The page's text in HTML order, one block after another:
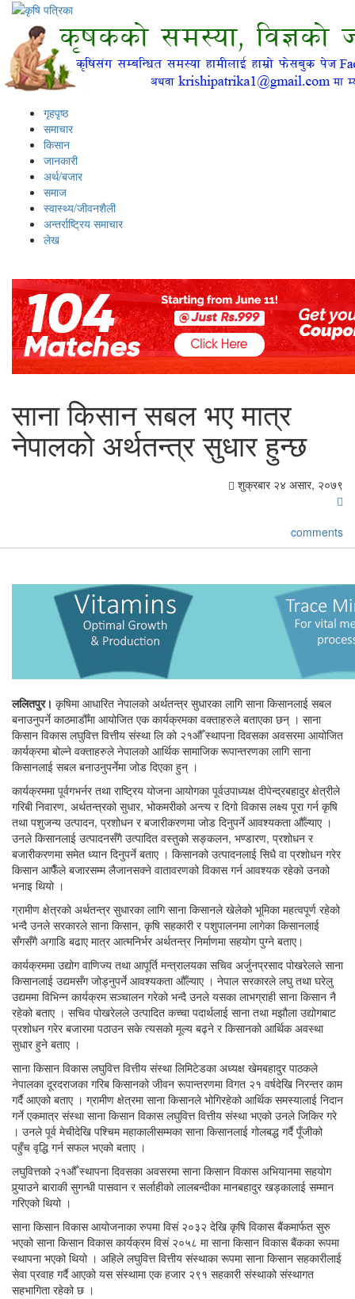
गृहपृष्ठ
समाचार
किसान
जानकारी
अर्थ/बजार
समाज
स्वास्थ्य/जीवनशैली
अन्तर्राष्ट्रिय समाचार
लेख
साना किसान सबल भए मात्र
नेपालको अर्थतन्त्र सुधार हुन्छ
शुक्रबार २४ असार, २०७९
comments
ललितपुर। कृषिमा आधारित नेपालको अर्थतन्त्र सुधारका लागि साना किसानलाई सबल
बनाउनुपर्ने काठमाडौँमा आयोजित एक कार्यक्रमका वक्ताहरुले बताएका छन् । साना
किसान विकास लघुवित्त वित्तीय संस्था लि को २१औँ स्थापना दिवसका अवसरमा आयोजित
कार्यक्रमा बोल्ने वक्ताहरुले नेपालको आर्थिक सामाजिक रूपान्तरणका लागि साना
किसानलाई सबल बनाउनुपर्नेमा जोड दिएका हुन् ।
कार्यक्रममा पूर्वगभर्नर तथा राष्ट्रिय योजना आयोगका पूर्वउपाध्यक्ष दीपेन्द्रबहादुर क्षेत्रीले
गरिबी निवारण, अर्थतन्त्रको सुधार, भोकमरीको अन्त्य र दिगो विकास लक्ष्य पूरा गर्न कृषि
तथा पशुजन्य उत्पादन, प्रशोधन र बजारीकरणमा जोड दिनुपर्ने आवश्यकता औँल्याए ।
उनले किसानलाई उत्पादनसँगै उत्पादित वस्तुको सङ्कलन, भण्डारण, प्रशोधन र
बजारीकरणमा समेत ध्यान दिनुपर्ने बताए । किसानको उत्पादनलाई सिधै वा प्रशोधन गरेर
किसान आफैँले बजारसम्म लैजानसक्ने वातावरणको विकास गर्न आवश्यक रहेको उनको
भनाइ थियो ।
ग्रामीण क्षेत्रको अर्थतन्त्र सुधारका लागि साना किसानले खेलेको भूमिका महत्वपूर्ण रहेको
भन्दै उनले सरकारले साना किसान, कृषि सहकारी र पशुपालनमा लागेका किसानलाई
सँगसँगै अगाडि बढाए मात्र आत्मनिर्भर अर्थतन्त्र निर्माणमा सहयोग पुग्‍ने बताए।
कार्यक्रममा उद्योग वाणिज्य तथा आपूर्ति मन्त्रालयका सचिव अर्जुनप्रसाद पोखरेलले साना
किसानलाई उद्यमसँग जोड्नुपर्ने आवश्यकता औँल्याए । नेपाल सरकारले लघु तथा घरेलु
उद्यममा विभिन्न कार्यक्रम सञ्चालन गरेको भन्दै उनले यसका लाभग्राही साना किसान नै
रहेको बताए । सचिव पोखरेलले उत्पादित कच्चा पदार्थलाई साना तथा मझौला उद्योगबाट
प्रशोधन गरेर बजारमा पठाउन सके त्यसको मूल्य बढ्ने र किसानको आर्थिक अवस्था
सुधार हुने बताए ।
साना किसान विकास लघुवित्त वित्तीय संस्था लिमिटेडका अध्यक्ष खेमबहादुर पाठकले
नेपालका दूरदराजका गरिब किसानको जीवन रूपान्तरणमा विगत २१ वर्षदेखि निरन्तर काम
गर्दै आएको बताए । ग्रामीण क्षेत्रमा साना किसानले भोगिरहेको आर्थिक समस्यालाई निदान
गर्ने एकमात्र संस्था साना किसान विकास लघुवित्त वित्तीय संस्था भएको उनले जिकिर गरे
। उनले पूर्व मेचीदेखि पश्चिम महाकालीसम्मका साना किसानलाई गोलबद्ध गर्दै पूँजीको
पहुँच वृद्धि गर्न सफल भएको बताए ।
लघुवित्तको २१औँ स्थापना दिवसका अवसरमा साना किसान विकास अभियानमा सहयोग
पुर्‍याउने बाराकी सुगन्धी पासवान र सर्लाहीको लालबन्दीका मानबहादुर खड्कालाई सम्मान
गरिएको थियो ।
साना किसान विकास आयोजनाका रुपमा विसं २०३२ देखि कृषि विकास बैंकमार्फत सुरु
भएको साना किसान विकास कार्यक्रम विसं २०५८ मा साना किसान विकास बैंकका रूपमा
स्थापना भएको थियो । अहिले लघुवित्त वित्तीय संस्थाका रूपमा साना किसान सहकारीलाई
सेवा प्रवाह गर्दै आएको यस संस्थामा एक हजार २९१ सहकारी संस्थाको संस्थागत
सहभागिता रहेको छ ।